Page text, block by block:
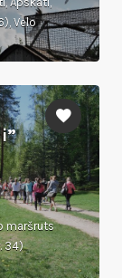
Velo
maršruts
34)